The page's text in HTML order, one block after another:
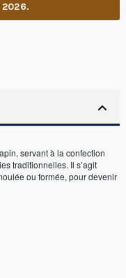
servant à la confection
traditionnelles. Il s’agit
ou formée, pour devenir